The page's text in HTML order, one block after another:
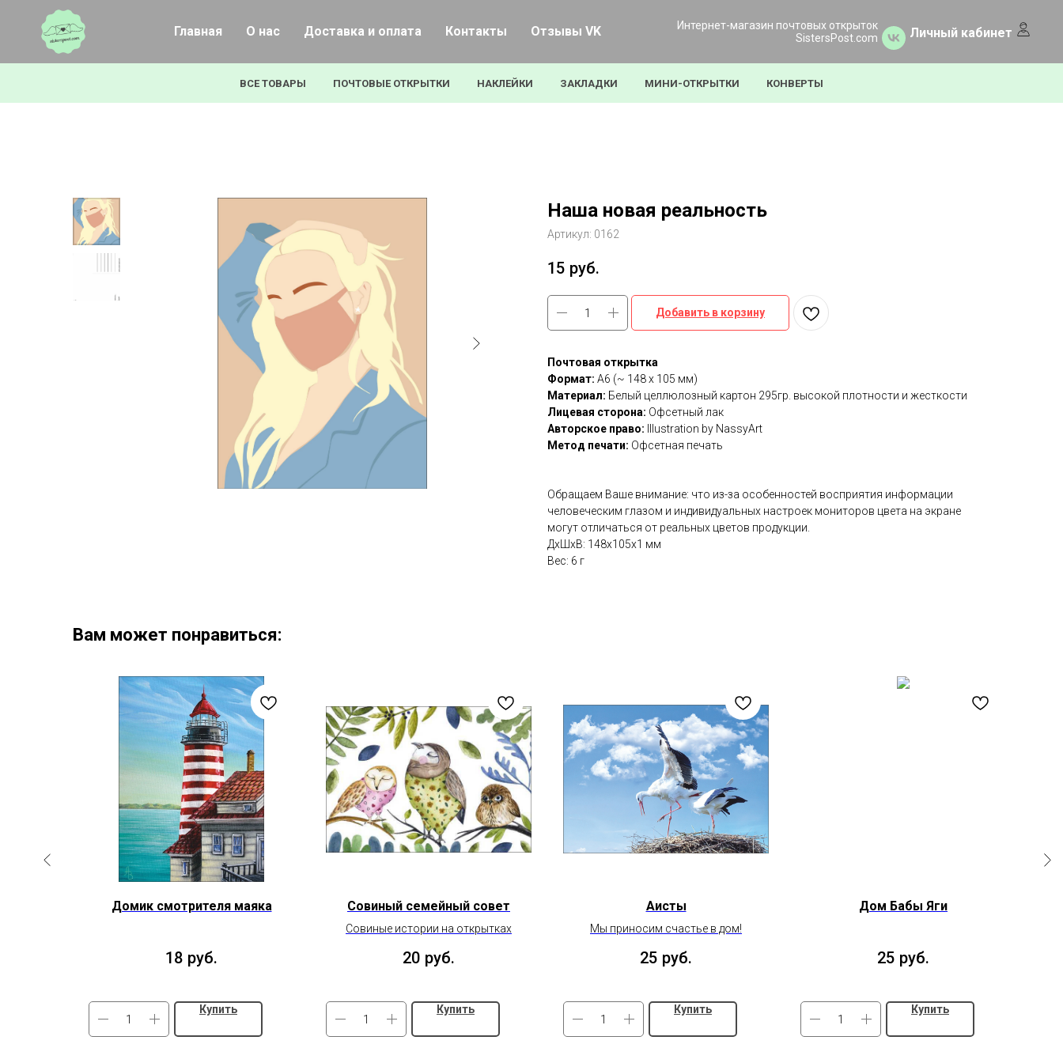
Главная О нас Доставка и оплата Контакты Отзывы VK
Интернет-магазин почтовых открыток
SistersPost.com
Личный кабинет
ВСЕ ТОВАРЫ ПОЧТОВЫЕ ОТКРЫТКИ НАКЛЕЙКИ ЗАКЛАДКИ МИНИ-ОТКРЫТКИ КОНВЕРТЫ
Наша новая реальность
Артикул: 0162
15 руб.
Добавить в корзину
Почтовая открытка
Формат: А6 (~ 148 х 105 мм)
Материал: Белый целлюлозный картон 295гр. высокой плотности и жесткости
Лицевая сторона: Офсетный лак
Авторское право: Illustration by NassyArt
Метод печати: Офсетная печать
Обращаем Ваше внимание: что из-за особенностей восприятия информации
человеческим глазом и индивидуальных настроек мониторов цвета на экране
могут отличаться от реальных цветов продукции.
ДxШxВ: 148x105x1 мм
Вес: 6 г
Вам может понравиться:
Домик смотрителя маяка
18 руб.
Купить
Совиный семейный совет
Совиные истории на открытках
20 руб.
Купить
Аисты
Мы приносим счастье в дом!
25 руб.
Купить
Дом Бабы Яги
25 руб.
Купить